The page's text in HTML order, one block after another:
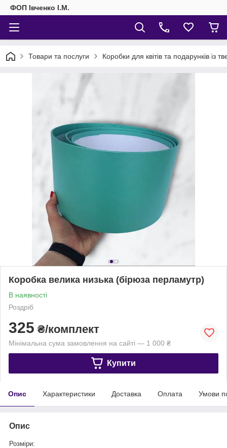
ФОП Івченко І.М.
Товари та послуги Коробки для квітів та подарунків із
Коробка велика низька (бірюза перламутр)
В наявності
Роздріб
325 ₴/комплект
Мінімальна сума замовлення на сайті — 1 000 ₴
Купити
Опис Характеристики Доставка Оплата Умови
Опис
Розміри: